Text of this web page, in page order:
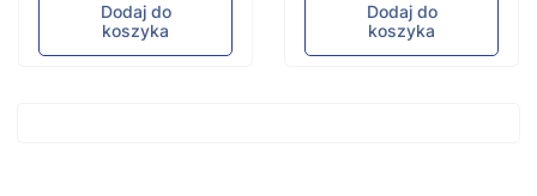
Dodaj do
koszyka
Dodaj do
koszyka